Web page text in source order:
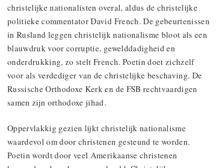
christelijke nationalisten overal, aldus de christelijke
politieke commentator David French. De gebeurtenissen
in Rusland leggen christelijk nationalisme bloot als een
blauwdruk voor corruptie, gewelddadigheid en
onderdrukking, zo stelt French. Poetin doet zichzelf
voor als verdediger van de christelijke beschaving. De
Russische Orthodoxe Kerk en de FSB rechtvaardigen
samen zijn orthodoxe jihad.
Oppervlakkig gezien lijkt christelijk nationalisme
waardevol om door christenen gesteund te worden.
Poetin wordt door veel Amerikaanse christenen